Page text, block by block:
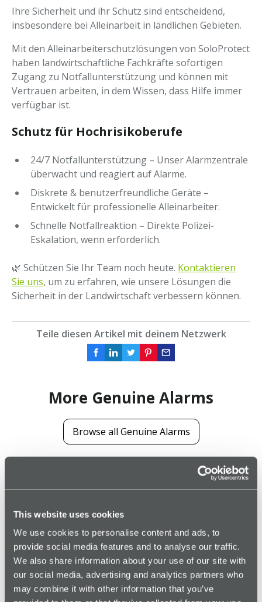
This website uses cookies
We use cookies to personalise content and ads, to
provide social media features and to analyse our traffic.
We also share information about your use of our site with
our social media, advertising and analytics partners who
may combine it with other information that you’ve
Ihre Sicherheit und ihr Schutz sind entscheidend,
insbesondere bei Alleinarbeit in ländlichen Gebieten.
Mit den Alleinarbeiterschutzlösungen von SoloProtect
haben landwirtschaftliche Fachkräfte sofortigen
Zugang zu Notfallunterstützung und können mit
Vertrauen arbeiten, in dem Wissen, dass Hilfe immer
verfügbar ist.
Schutz für Hochrisikoberufe
24/7 Notfallunterstützung – Unser Alarmzentrale
überwacht und reagiert auf Alarme.
Diskrete & benutzerfreundliche Geräte –
Entwickelt für professionelle Alleinarbeiter.
Schnelle Notfallreaktion – Direkte Polizei-
Eskalation, wenn erforderlich.
🌿 Schützen Sie Ihr Team noch heute. Kontaktieren
Sie uns, um zu erfahren, wie unsere Lösungen die
Sicherheit in der Landwirtschaft verbessern können.
Teile diesen Artikel mit deinem Netzwerk
More Genuine Alarms
Browse all Genuine Alarms
Zuverlässiger Alarmschutz bei häuslicher
Gewalt
Read article →